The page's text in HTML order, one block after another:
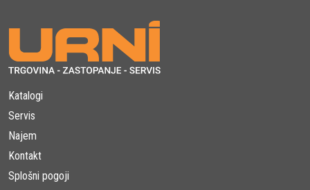
Katalogi
Servis
Najem
Kontakt
Splošni pogoji